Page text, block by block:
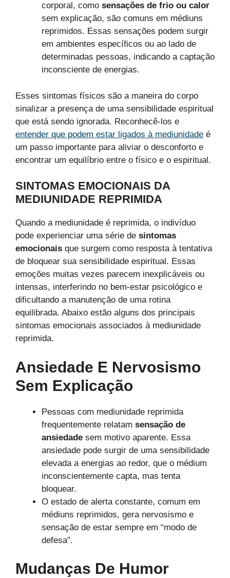
corporal, como sensações de frio ou calor
sem explicação, são comuns em médiuns
reprimidos. Essas sensações podem surgir
em ambientes específicos ou ao lado de
determinadas pessoas, indicando a captação
inconsciente de energias.
Esses sintomas físicos são a maneira do corpo
sinalizar a presença de uma sensibilidade espiritual
que está sendo ignorada. Reconhecê-los e
entender que podem estar ligados à mediunidade é
um passo importante para aliviar o desconforto e
encontrar um equilíbrio entre o físico e o espiritual.
SINTOMAS EMOCIONAIS DA
MEDIUNIDADE REPRIMIDA
Quando a mediunidade é reprimida, o indivíduo
pode experienciar uma série de sintomas
emocionais que surgem como resposta à tentativa
de bloquear sua sensibilidade espiritual. Essas
emoções muitas vezes parecem inexplicáveis ou
intensas, interferindo no bem-estar psicológico e
dificultando a manutenção de uma rotina
equilibrada. Abaixo estão alguns dos principais
sintomas emocionais associados à mediunidade
reprimida.
Ansiedade E Nervosismo
Sem Explicação
Pessoas com mediunidade reprimida
frequentemente relatam sensação de
ansiedade sem motivo aparente. Essa
ansiedade pode surgir de uma sensibilidade
elevada a energias ao redor, que o médium
inconscientemente capta, mas tenta
bloquear.
O estado de alerta constante, comum em
médiuns reprimidos, gera nervosismo e
sensação de estar sempre em “modo de
defesa”.
Mudanças De Humor